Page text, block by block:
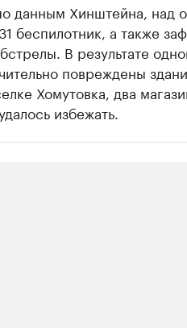
данным Хинштейна, над
беспилотник, а также
В результате
повреждены
Хомутовка, два
избежать.